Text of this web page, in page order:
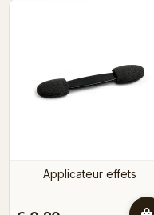
Applicateur effets